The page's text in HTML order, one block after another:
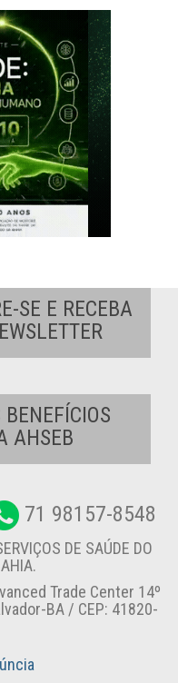
SE E RECEBA
AHSEB
71 98157-8548
DE SAÚDE DO
Trade Center 14º
BA / CEP: 41820-